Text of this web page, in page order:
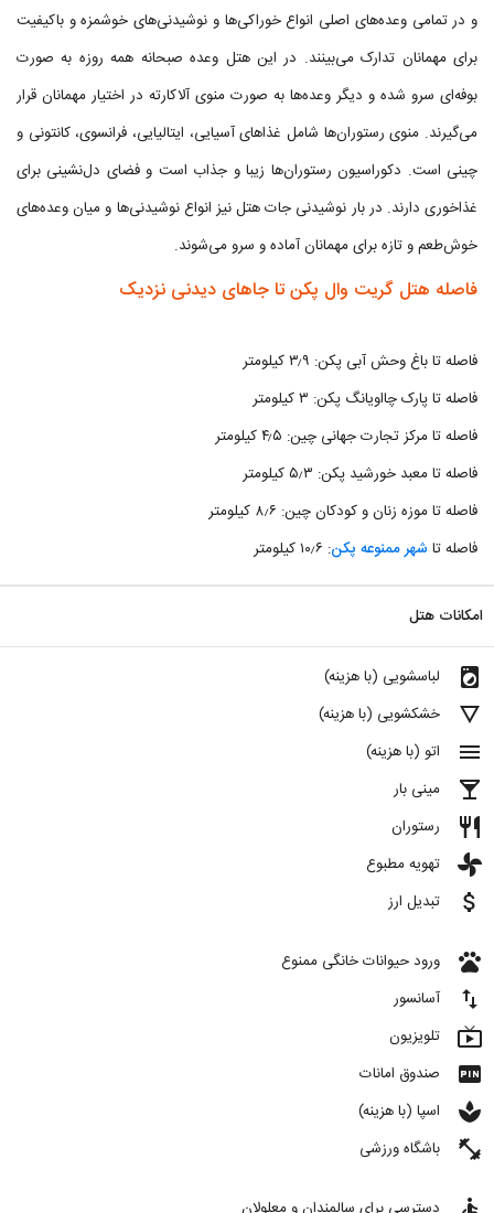
و در تمامی وعده‌های اصلی انواع خوراکی‌ها و نوشیدنی‌های خوشمزه و باکیفیت
برای مهمانان تدارک می‌بینند. در این هتل وعده صبحانه همه روزه به صورت
بوفه‌ای سرو شده و دیگر وعده‌ها به صورت منوی آلاکارته در اختیار مهمانان قرار
می‌گیرند. منوی رستوران‌ها شامل غذاهای آسیایی، ایتالیایی، فرانسوی، کانتونی و
چینی است. دکوراسیون رستوران‌ها زیبا و جذاب است و فضای دل‌نشینی برای
غذاخوری دارند. در بار نوشیدنی جات هتل نیز انواع نوشیدنی‌ها و میان وعده‌های
خوش‌طعم و تازه برای مهمانان آماده و سرو می‌شوند.
فاصله هتل گریت وال پکن تا جاهای دیدنی نزدیک
فاصله تا باغ وحش آبی پکن: ۳٫۹ کیلومتر
فاصله تا پارک چااویانگ پکن: ۳ کیلومتر
فاصله تا مرکز تجارت جهانی چین: ۴٫۵ کیلومتر
فاصله تا معبد خورشید پکن: ۵٫۳ کیلومتر
فاصله تا موزه زنان و کودکان چین: ۸٫۶ کیلومتر
فاصله تا شهر ممنوعه پکن: ۱۰٫۶ کیلومتر
امکانات هتل
local_laundry_service لباسشویی (با هزینه)
details خشکشویی (با هزینه)
menu اتو (با هزینه)
local_bar مینی بار
restaurant رستوران
toys تهویه مطبوع
attach_money تبدیل ارز
pets ورود حیوانات خانگی ممنوع
import_export آسانسور
live_tv تلویزیون
fiber_pin صندوق امانات
spa اسپا (با هزینه)
fitness_center باشگاه ورزشی